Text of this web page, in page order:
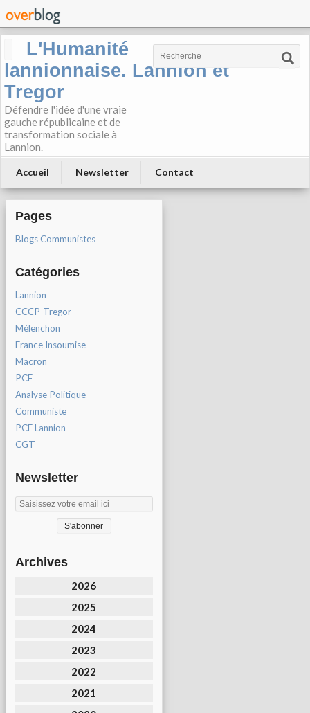
L'Humanité
lannionnaise. Lannion et
Tregor
Défendre l'idée d'une vraie
gauche républicaine et de
transformation sociale à
Lannion.
Accueil Newsletter Contact
Pages
Blogs Communistes
Catégories
Lannion
CCCP-Tregor
Mélenchon
France Insoumise
Macron
PCF
Analyse Politique
Communiste
PCF Lannion
CGT
Newsletter
Archives
2026
2025
2024
2023
2022
2021